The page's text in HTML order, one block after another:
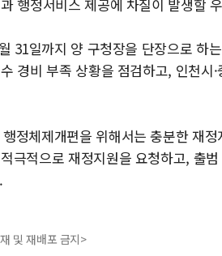
행정서비스 제공에 차질이 발생할
31일까지 양 구청장을 단장으로 하
경비 부족 상황을 점검하고, 인천시
정체제개편을 위해서는 충분한 재
극적으로 재정지원을 요청하고, 출
및 재배포 금지>